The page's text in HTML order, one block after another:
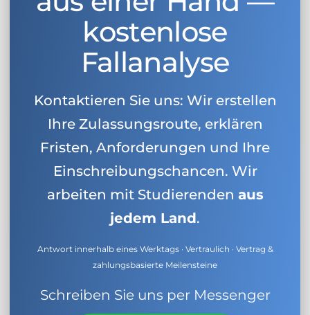
kostenlose
Fallanalyse
Kontaktieren Sie uns: Wir erstellen
Ihre Zulassungsroute, erklären
Fristen, Anforderungen und Ihre
Einschreibungschancen. Wir
arbeiten mit Studierenden aus
jedem Land.
Antwort innerhalb eines Werktags · Vertraulich · Vertrag &
zahlungsbasierte Meilensteine
Schreiben Sie uns per Messenger